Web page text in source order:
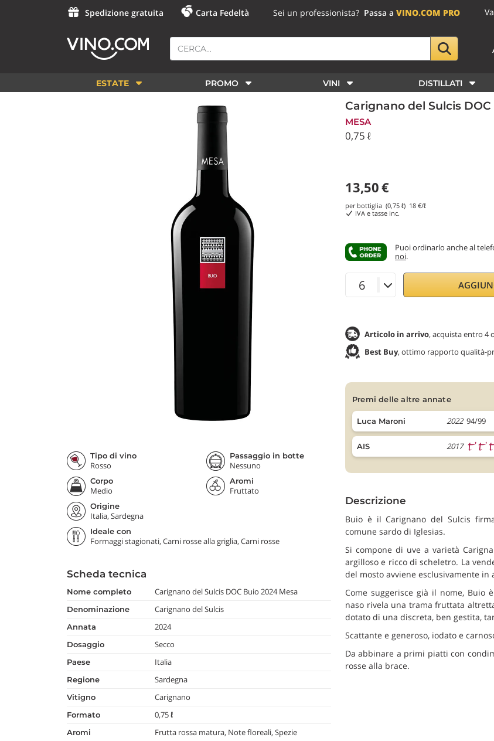
Spedizione gratuita Carta Fedeltà Sei un professionista? Passa aVINO.COM PRO
ESTATE PROMO VINI DISTILLATI
Tipo di vino
Rosso
Passaggio in botte
Nessuno
Corpo
Medio
Aromi
Fruttato
Origine
Italia, Sardegna
Ideale con
Formaggi stagionati, Carni rosse alla griglia, Carni rosse
Scheda tecnica
nome completo Carignano del Sulcis DOC Buio 2024 Mesa
denominazione Carignano del Sulcis
annata 2024
dosaggio Secco
paese Italia
regione Sardegna
vitigno Carignano
formato 0,75 ℓ
aromi Frutta rossa matura, Note floreali, Spezie
Carignano del Sulcis
MESA
0,75 ℓ
13,50€
per bottiglia (0,75 ℓ) 18 €/ℓ
IVA e tasse inc.
Puoi ordinarlo anche al
noi.
Articolo in arrivo, acquista entro 4
Best Buy, ottimo rapporto qualità-
premi delle altre annate
Luca Maroni 2022 94/99
AIS 2017
Descrizione
Buio è il Carignano del Sulcis
comune sardo di Iglesias.
Si compone di uve a varietà
argilloso e ricco di scheletro. La
del mosto avviene esclusivamente
Come suggerisce già il nome, Buio
naso rivela una trama fruttata
dotato di una discreta, ben gestita,
Scattante e generoso, iodato e
Da abbinare a primi piatti con
rosse alla brace.